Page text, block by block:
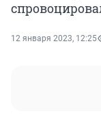
12 января 2023, 12:25